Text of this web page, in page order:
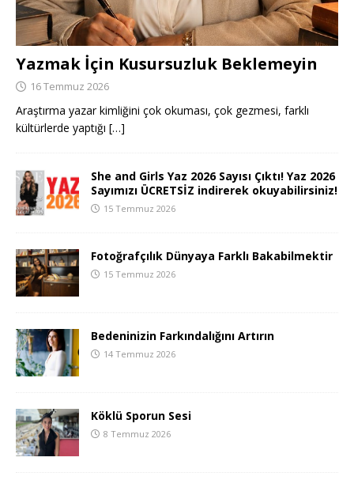
Yazmak İçin Kusursuzluk Beklemeyin
16 Temmuz 2026
Araştırma yazar kimliğini çok okuması, çok gezmesi, farklı
kültürlerde yaptığı […]
She and Girls Yaz 2026 Sayısı Çıktı! Yaz 2026
Sayımızı ÜCRETSİZ indirerek okuyabilirsiniz!
15 Temmuz 2026
Fotoğrafçılık Dünyaya Farklı Bakabilmektir
15 Temmuz 2026
Bedeninizin Farkındalığını Artırın
14 Temmuz 2026
Köklü Sporun Sesi
8 Temmuz 2026